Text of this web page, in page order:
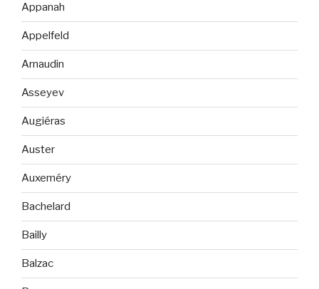
Appanah
Appelfeld
Arnaudin
Asseyev
Augiéras
Auster
Auxeméry
Bachelard
Bailly
Balzac